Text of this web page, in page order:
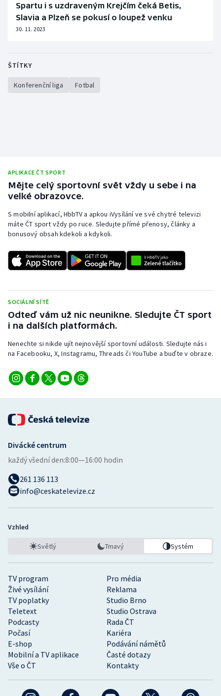
Spartu i s uzdraveným Krejčím čeká Betis,
Slavia a Plzeň se pokusí o loupež venku
30. 11. 2023
ŠTÍTKY
Konferenční liga Fotbal
APLIKACE ČT SPORT
Mějte celý sportovní svět vždy u sebe i na
velké obrazovce.
S mobilní aplikací, HbbTV a apkou iVysílání ve své chytré televizi
máte ČT sport vždy po ruce. Sledujte přímé přenosy, články a
bonusový obsah kdekoli a kdykoli.
SOCIÁLNÍ SÍTĚ
Odteď vám už nic neunikne. Sledujte ČT sport
i na dalších platformách.
Nenechte si nikde ujít nejnovější sportovní události. Sledujte nás i
na Facebooku, X, Instagramu, Threads či YouTube a buďte v obraze.
TV program
Pro média
Živé vysílání
Reklama
TV poplatky
Studio Brno
Teletext
Studio Ostrava
Podcasty
Rada ČT
Počasí
Kariéra
E-shop
Podávání námětů
Mobilní a TV aplikace
Časté dotazy
Vše o ČT
Kontakty
Divácké centrum
každý všední den:8:00—16:00 hodin
261 136 113
info@ceskatelevize.cz
Vzhled
Světlý Tmavý Systém